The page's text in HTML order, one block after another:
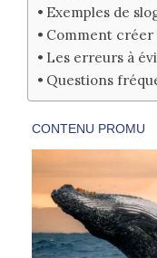
Exemples de
Comment créer
Les erreurs à
Questions